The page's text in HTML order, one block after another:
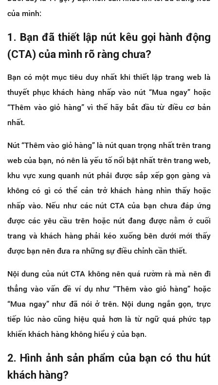
của mình:
1. Bạn đã thiết lập nút kêu gọi hành động
(CTA) của mình rõ ràng chưa?
Bạn có một mục tiêu duy nhất khi thiết lập trang web là
thuyết phục khách hàng nhấp vào nút “Mua ngay” hoặc
“Thêm vào giỏ hàng” vì thế hãy bắt đầu từ điều cơ bản
nhất.
Nút “Thêm vào giỏ hàng” là nút quan trọng nhất trên trang
web của bạn, nó nên là yếu tố nổi bật nhất trên trang web,
khu vực xung quanh nút phải được sắp xếp gọn gàng và
không có gì có thể cản trở khách hàng nhìn thấy hoặc
nhấp vào. Nếu như các nút CTA của bạn chưa đáp ứng
được các yêu cầu trên hoặc nút đang được nằm ở cuối
trang và khách hàng phải kéo xuống bên dưới mới thấy
được bạn nên đưa ra những sự điều chỉnh cần thiết.
Nội dung của nút CTA không nên quá rườm rà mà nên đi
thẳng vào vấn đề ví dụ như “Thêm vào giỏ hàng” hoặc
“Mua ngay” như đã nói ở trên. Nội dung ngắn gọn, trực
tiếp lúc nào cũng hiệu quả hơn là từ ngữ quá phức tạp
khiến khách hàng không hiểu ý của bạn.
2. Hình ảnh sản phẩm của bạn có thu hút
khách hàng?